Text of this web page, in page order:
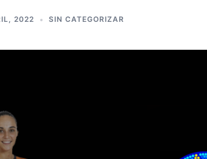
2022 SIN CATEGORIZAR